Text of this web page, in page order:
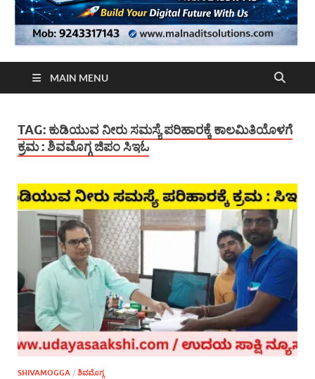
MAIN MENU
TAG: ಕುಡಿಯುವ ನೀರು ಸಮಸ್ಯೆ ಪರಿಹಾರಕ್ಕೆ ಕಾಲಮಿತಿಯೊಳಗೆ
ಕ್ರಮ : ಶಿವಮೊಗ್ಗ ಜಿಪಂ ಸಿಇಓ
SHIVAMOGGA / ಶಿವಮೊಗ್ಗ